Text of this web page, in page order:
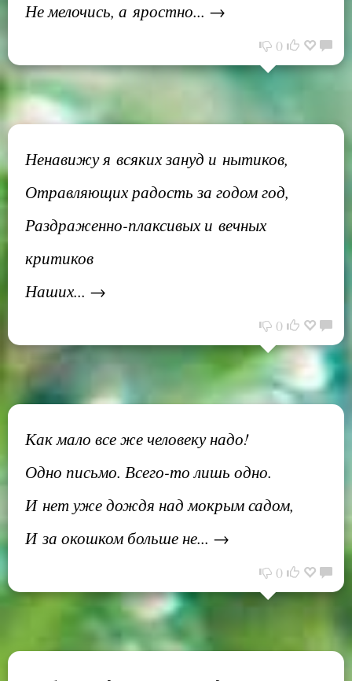
Не мелочись, а яростно... →
0
Ненавижу я всяких зануд и нытиков,
Отравляющих радость за годом год,
Раздраженно-плаксивых и вечных
критиков
Наших... →
0
Как мало все же человеку надо!
Одно письмо. Всего-то лишь одно.
И нет уже дождя над мокрым садом,
И за окошком больше не... →
0